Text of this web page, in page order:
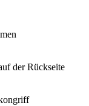
der Rückseite